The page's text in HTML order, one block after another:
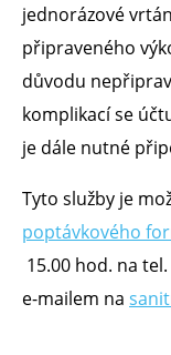
jednorázové
připraveného
důvodu
komplikací se
je dále nutné
Tyto služby je
poptávkového
15.00 hod. na
e-mailem na